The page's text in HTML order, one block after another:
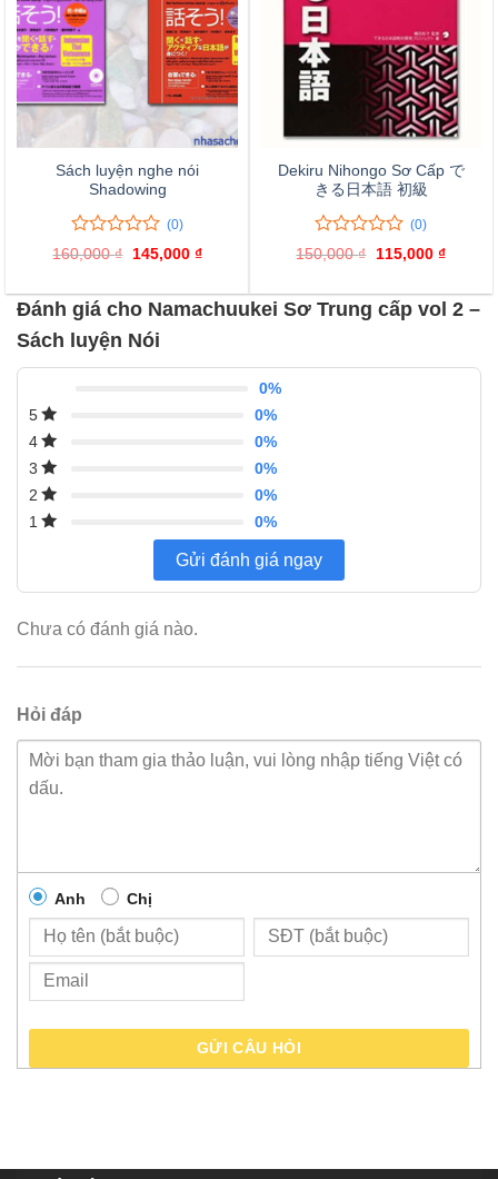
Sách luyện nghe nói
Shadowing
0
trên
0
đánh
giá
(0)
160,000₫
Giá
160,000 ₫.
145,000 ₫Giá
là:
145,000 ₫.
Dekiru Nihongo Sơ Cấp で
きる日本語 初級
0
trên
0
đánh
giá
(0)
150,000₫
Giá
150,000 ₫.
115,000 ₫Giá
là:
Đánh giá cho Namachuukei Sơ Trung cấp vol 2 –
Sách luyện Nói
0%
5
0%
4
0%
3
0%
2
0%
1
0%
Gửi đánh giá ngay
Chưa có đánh giá nào.
Hỏi đáp
Anh Chị
GỬI CÂU HỎI